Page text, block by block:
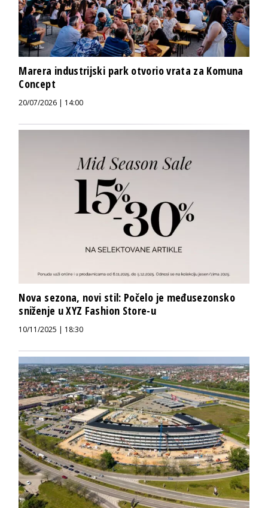
Marera industrijski park otvorio vrata za Komuna
Concept
20/07/2026 | 14:00
Nova sezona, novi stil: Počelo je međusezonsko
sniženje u XYZ Fashion Store-u
10/11/2025 | 18:30